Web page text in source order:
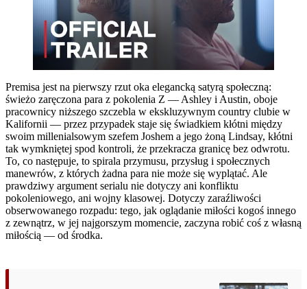
Premisa jest na pierwszy rzut oka elegancką satyrą społeczną:
świeżo zaręczona para z pokolenia Z — Ashley i Austin, oboje
pracownicy niższego szczebla w ekskluzywnym country clubie w
Kalifornii — przez przypadek staje się świadkiem kłótni między
swoim millenialsowym szefem Joshem a jego żoną Lindsay, kłótni
tak wymkniętej spod kontroli, że przekracza granicę bez odwrotu.
To, co następuje, to spirala przymusu, przysług i społecznych
manewrów, z których żadna para nie może się wyplątać. Ale
prawdziwy argument serialu nie dotyczy ani konfliktu
pokoleniowego, ani wojny klasowej. Dotyczy zaraźliwości
obserwowanego rozpadu: tego, jak oglądanie miłości kogoś innego
z zewnątrz, w jej najgorszym momencie, zaczyna robić coś z własną
miłością — od środka.